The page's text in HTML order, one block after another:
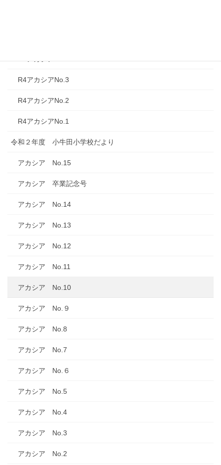
R4アカシアNo.3
R4アカシアNo.2
R4アカシアNo.1
令和２年度 小牛田小学校だより
アカシア No.15
アカシア 卒業記念号
アカシア No.14
アカシア No.13
アカシア No.12
アカシア No.11
アカシア No.10
アカシア No.９
アカシア No.8
アカシア No.7
アカシア No.６
アカシア No.5
アカシア No.4
アカシア No.3
アカシア No.2